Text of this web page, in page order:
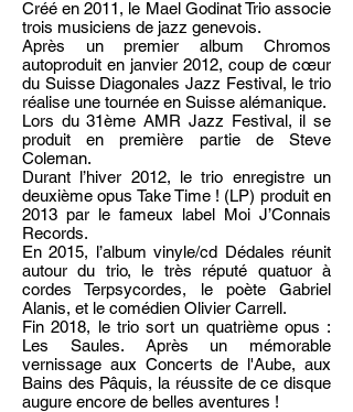
Créé en 2011, le Mael Godinat Trio associe
trois musiciens de jazz genevois.
Après un premier album Chromos
autoproduit en janvier 2012, coup de cœur
du Suisse Diagonales Jazz Festival, le trio
réalise une tournée en Suisse alémanique.
Lors du 31ème AMR Jazz Festival, il se
produit en première partie de Steve
Coleman.
Durant l’hiver 2012, le trio enregistre un
deuxième opus Take Time ! (LP) produit en
2013 par le fameux label Moi J’Connais
Records.
En 2015, l’album vinyle/cd Dédales réunit
autour du trio, le très réputé quatuor à
cordes Terpsycordes, le poète Gabriel
Alanis, et le comédien Olivier Carrell.
Fin 2018, le trio sort un quatrième opus :
Les Saules. Après un mémorable
vernissage aux Concerts de l'Aube, aux
Bains des Pâquis, la réussite de ce disque
augure encore de belles aventures !